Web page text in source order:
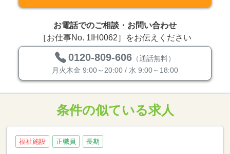
お電話でのご相談・お問い合わせ
［お仕事No. 1IH0062］をお伝えください
0120-809-606 （通話無料）
月火木金 9:00～20:00 / 水 9:00～18:00
条件の似ている求人
福祉施設 正職員 長期